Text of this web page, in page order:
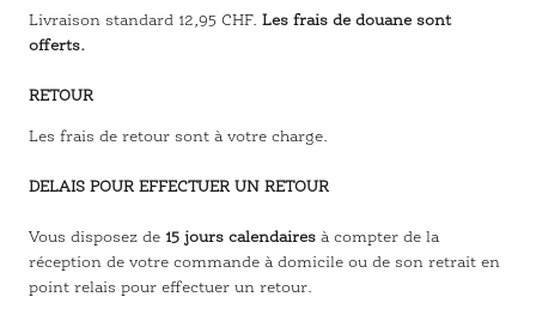
Livraison standard 12,95 CHF. Les frais de douane sont
offerts.
RETOUR
Les frais de retour sont à votre charge.
DELAIS POUR EFFECTUER UN RETOUR
Vous disposez de 15 jours calendaires à compter de la
réception de votre commande à domicile ou de son retrait en
point relais pour effectuer un retour.